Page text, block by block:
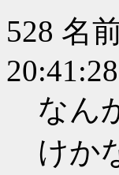
528 名
なん
けか